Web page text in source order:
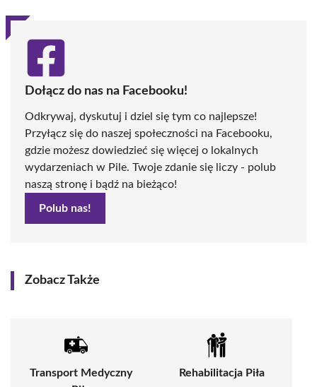
Dołącz do nas na Facebooku!
Odkrywaj, dyskutuj i dziel się tym co najlepsze!
Przyłącz się do naszej społeczności na Facebooku,
gdzie możesz dowiedzieć się więcej o lokalnych
wydarzeniach w Pile. Twoje zdanie się liczy - polub
naszą stronę i bądź na bieżąco!
Polub nas!
Zobacz Także
Transport Medyczny
Rehabilitacja Piła